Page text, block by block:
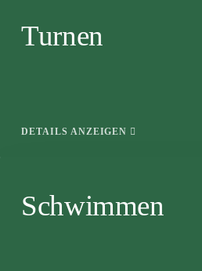
Turnen
DETAILS ANZEIGEN
Schwimmen